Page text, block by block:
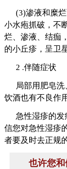
(3)渗液和糜
小水疱抓破，不
烂、渗液、结痂
的小丘疹，呈卫
2 .伴随症状
局部用肥皂
饮酒也有不良作用
急性湿疹的
信您对急性湿疹
者要及时去正规
也许您